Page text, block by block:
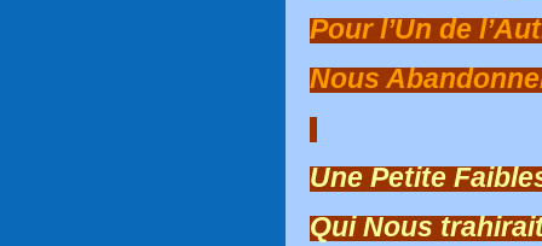
Pour l’Un de
Nous
Une Petite
Qui Nous